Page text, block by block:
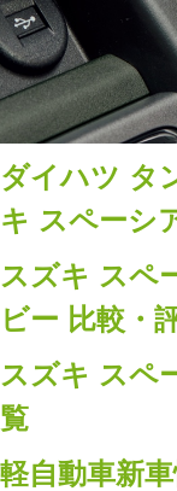
ダイハツ タ
キ スペーシ
スズキ スペ
ビー 比較・
スズキ スペ
覧
軽自動車新